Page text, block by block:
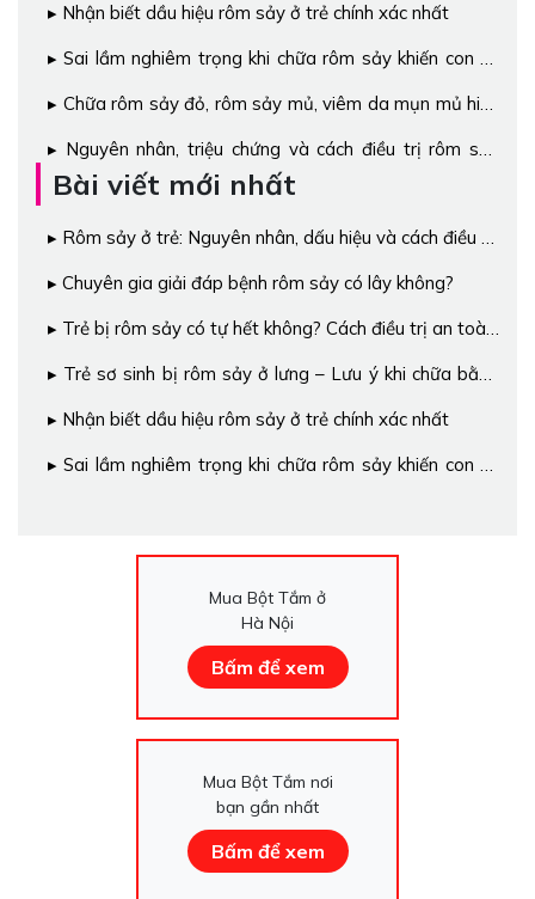
Nhận biết dầu hiệu rôm sảy ở trẻ chính xác nhất
Sai lầm nghiêm trọng khi chữa rôm sảy khiến con cứ
Chữa rôm sảy đỏ, rôm sảy mủ, viêm da mụn mủ hiệu
Nguyên nhân, triệu chứng và cách điều trị rôm sảy
nhanh nhất ở trẻ
Bài viết mới nhất
Rôm sảy ở trẻ: Nguyên nhân, dấu hiệu và cách điều trị
Chuyên gia giải đáp bệnh rôm sảy có lây không?
Trẻ bị rôm sảy có tự hết không? Cách điều trị an toàn,
Trẻ sơ sinh bị rôm sảy ở lưng – Lưu ý khi chữa bằng
Nhận biết dầu hiệu rôm sảy ở trẻ chính xác nhất
Sai lầm nghiêm trọng khi chữa rôm sảy khiến con cứ
Mua Bột Tắm ở
Hà Nội
Bấm để xem
Mua Bột Tắm nơi
bạn gần nhất
Bấm để xem